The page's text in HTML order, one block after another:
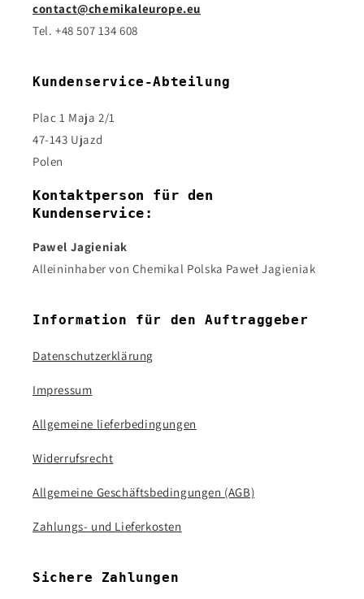
contact@chemikaleurope.eu
Tel. +48 507 134 608
Kundenservice-Abteilung
Plac 1 Maja 2/1
47-143 Ujazd
Polen
Kontaktperson für den
Kundenservice:
Pawel Jagieniak
Alleininhaber von Chemikal Polska Paweł Jagieniak
Information für den Auftraggeber
Datenschutzerklärung
Impressum
Allgemeine lieferbedingungen
Widerrufsrecht
Allgemeine Geschäftsbedingungen (AGB)
Zahlungs- und Lieferkosten
Sichere Zahlungen